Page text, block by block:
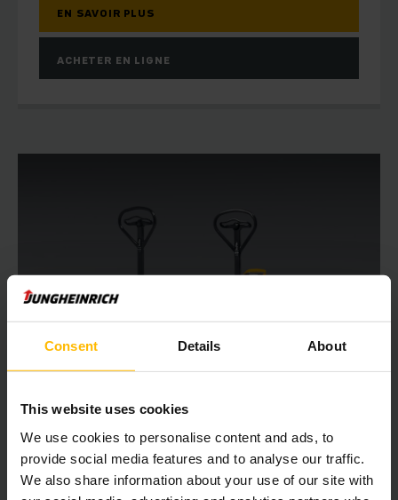
Consent Details About
This website uses cookies
We use cookies to personalise content and ads, to
provide social media features and to analyse our traffic.
We also share information about your use of our site with
EN SAVOIR PLUS
ACHETER EN LIGNE
AMW 22 / 22p avec balance
122 mm